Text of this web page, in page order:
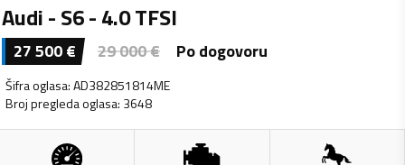
Audi - S6 - 4.0 TFSI
27 500€ 29 000€ Po dogovoru
Šifra oglasa:AD382851814ME
Broj pregleda oglasa: 3648